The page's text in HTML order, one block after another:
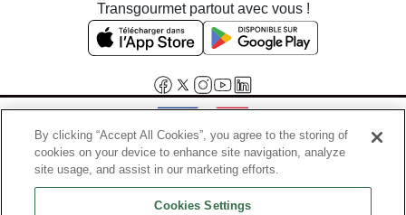
Transgourmet partout avec vous !
Interdiction de vente de boissons alcooliques aux mineurs de
moins de 18 ans
By clicking “Accept All Cookies”, you agree to the storing of
cookies on your device to enhance site navigation, analyze
site usage, and assist in our marketing efforts.
Cookies Settings